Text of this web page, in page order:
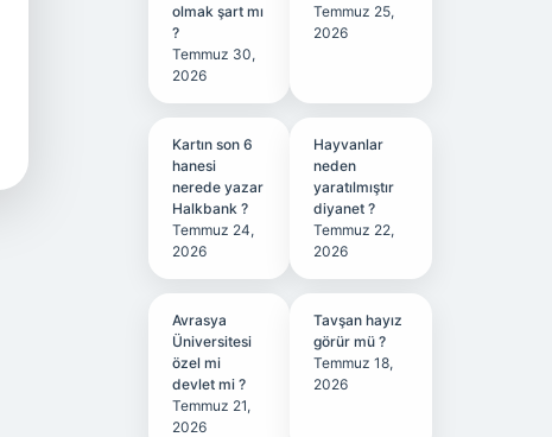
olmak şart mı
?
Temmuz 30,
2026
Temmuz 25,
2026
Kartın son 6
hanesi
nerede yazar
Halkbank ?
Temmuz 24,
2026
Hayvanlar
neden
yaratılmıştır
diyanet ?
Temmuz 22,
2026
Avrasya
Üniversitesi
özel mi
devlet mi ?
Temmuz 21,
2026
Tavşan hayız
görür mü ?
Temmuz 18,
2026